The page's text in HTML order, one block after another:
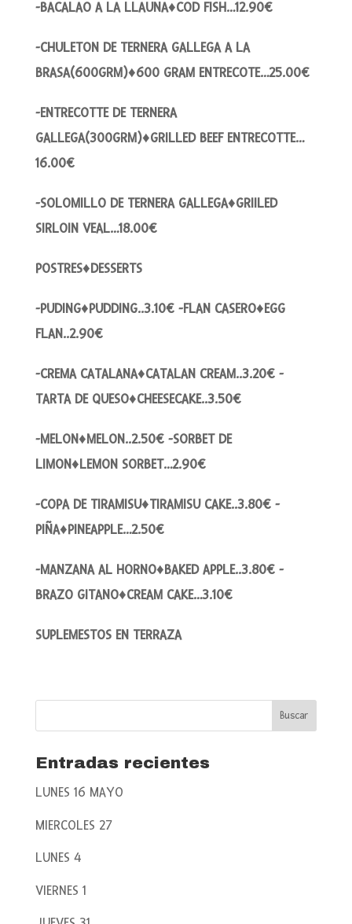
-BACALAO A LA LLAUNA♦COD FISH…12.90€
-CHULETON DE TERNERA GALLEGA A LA
BRASA(600GRM)♦600 GRAM ENTRECOTE…25.00€
-ENTRECOTTE DE TERNERA
GALLEGA(300GRM)♦GRILLED BEEF ENTRECOTTE…
16.00€
-SOLOMILLO DE TERNERA GALLEGA♦GRIILED
SIRLOIN VEAL…18.00€
POSTRES♦DESSERTS
-PUDING♦PUDDING..3.10€ -FLAN CASERO♦EGG
FLAN..2.90€
-CREMA CATALANA♦CATALAN CREAM..3.20€ -
TARTA DE QUESO♦CHEESECAKE..3.50€
-MELON♦MELON..2.50€ -SORBET DE
LIMON♦LEMON SORBET…2.90€
-COPA DE TIRAMISU♦TIRAMISU CAKE..3.80€ -
PIÑA♦PINEAPPLE…2.50€
-MANZANA AL HORNO♦BAKED APPLE..3.80€ -
BRAZO GITANO♦CREAM CAKE…3.10€
SUPLEMESTOS EN TERRAZA
Entradas recientes
LUNES 16 MAYO
MIERCOLES 27
LUNES 4
VIERNES 1